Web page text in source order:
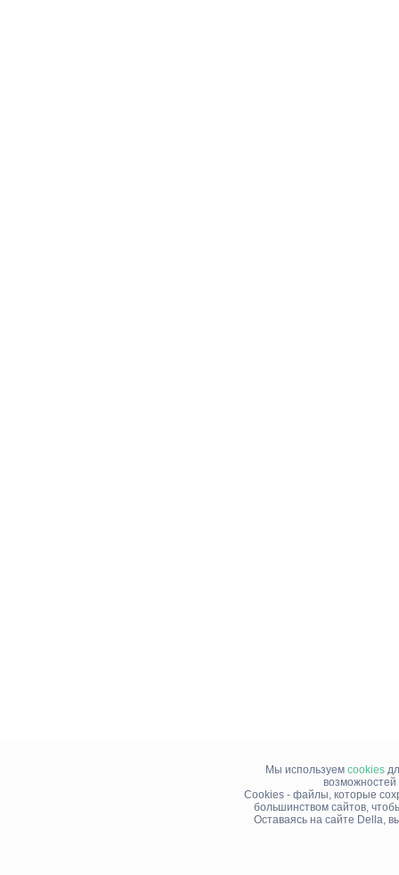
Мы используем cookies
Cookies - файлы, которые
большинством сайтов,
Оставаясь на сайте Della,